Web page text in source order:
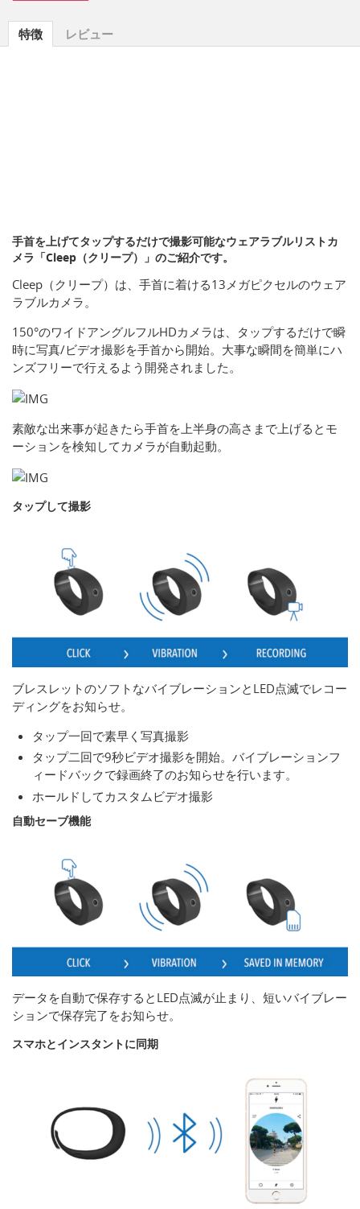
特徴 レビュー
手首を上げてタップするだけで撮影可能なウェアラブルリストカ
メラ「Cleep（クリープ）」のご紹介です。
Cleep（クリープ）は、手首に着ける13メガピクセルのウェア
ラブルカメラ。
150°のワイドアングルフルHDカメラは、タップするだけで瞬
時に写真/ビデオ撮影を手首から開始。大事な瞬間を簡単にハ
ンズフリーで行えるよう開発されました。
素敵な出来事が起きたら手首を上半身の高さまで上げるとモ
ーションを検知してカメラが自動起動。
タップして撮影
ブレスレットのソフトなバイブレーションとLED点滅でレコー
ディングをお知らせ。
タップ一回で素早く写真撮影
タップ二回で9秒ビデオ撮影を開始。バイブレーションフ
ィードバックで録画終了のお知らせを行います。
ホールドしてカスタムビデオ撮影
自動セーブ機能
データを自動で保存するとLED点滅が止まり、短いバイブレー
ションで保存完了をお知らせ。
スマホとインスタントに同期